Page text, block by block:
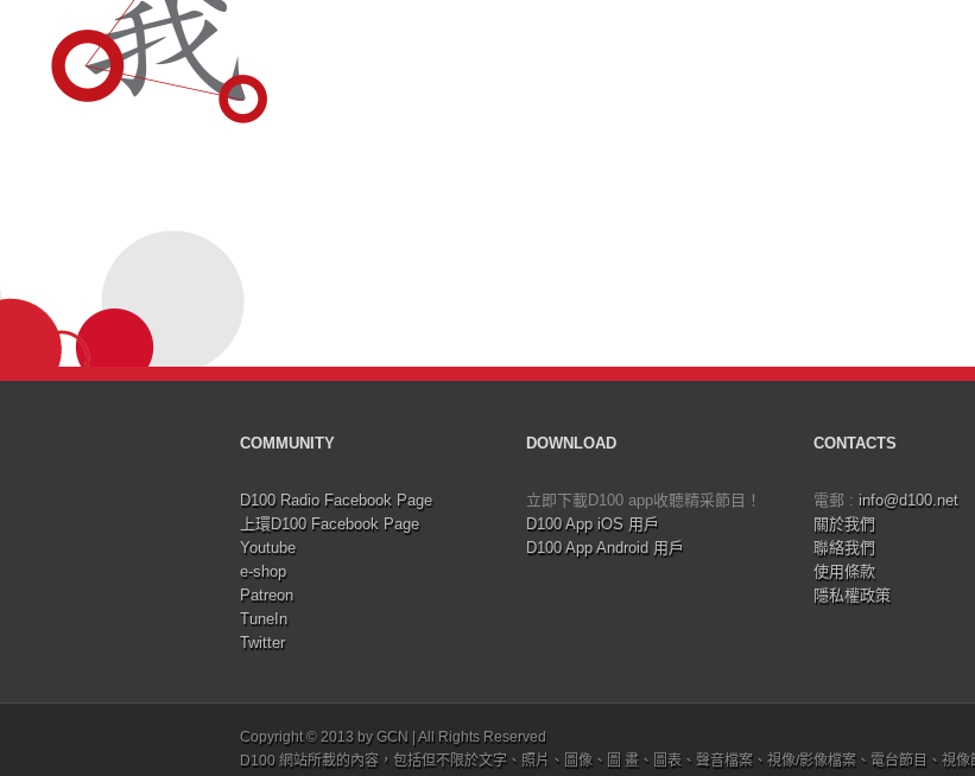
COMMUNITY
D100 Radio Facebook Page
上環D100 Facebook Page
Youtube
e-shop
Patreon
TuneIn
Twitter
DOWNLOAD
立即下載D100 app收聽精采節目！
D100 App iOS 用戶
D100 App Android 用戶
CONTACTS
電郵 : info@d100.net
關於我們
聯絡我們
使用條款
隱私權政策
Copyright © 2013 by GCN | All Rights Reserved
D100 網站所載的內容，包括但不限於文字、照片、圖像、圖 畫、圖表、聲音檔案、視像/影像檔案、電台節目、視